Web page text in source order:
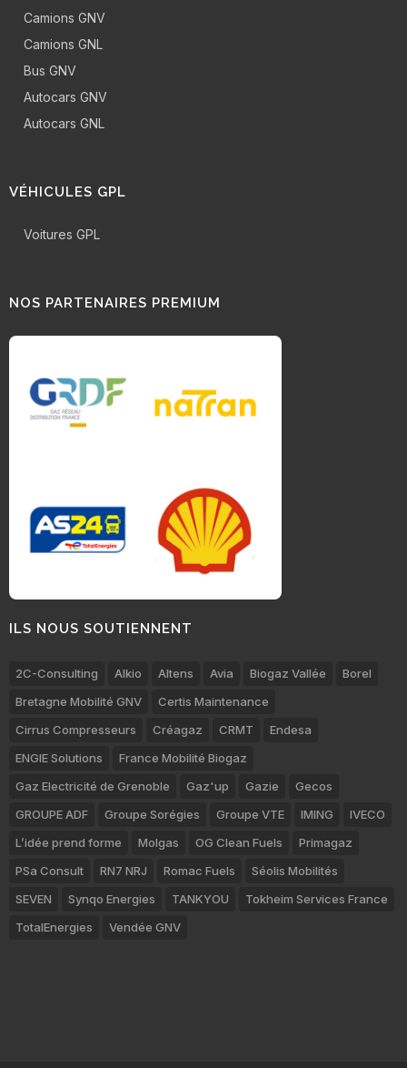
Camions GNV
Camions GNL
Bus GNV
Autocars GNV
Autocars GNL
VÉHICULES GPL
Voitures GPL
NOS PARTENAIRES PREMIUM
ILS NOUS SOUTIENNENT
2C-Consulting Alkio Altens Avia Biogaz Vallée
Borel
Bretagne Mobilité GNV
Certis Maintenance
Cirrus Compresseurs
Créagaz CRMT
Endesa
ENGIE Solutions
France Mobilité Biogaz
Gaz Electricité de Grenoble
Gaz'up Gazie
Gecos
GROUPE ADF
Groupe Sorégies Groupe VTE IMING
IVECO
L’idée prend forme
Molgas OG Clean Fuels
Primagaz
PSa Consult
RN7 NRJ Romac Fuels
Séolis Mobilités
SEVEN
Synqo Energies TANKYOU
Tokheim Services France
TotalEnergies
Vendée GNV